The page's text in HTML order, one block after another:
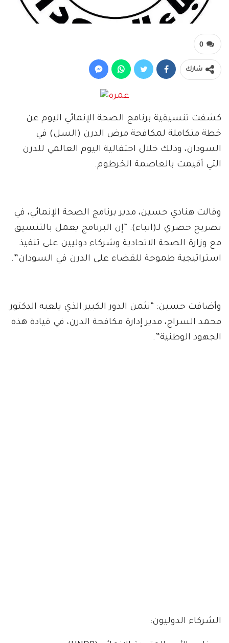
0
شارك
كشفت تنسيقية برنامج الصحة الإنمائي اليوم عن
خطة متكاملة لمكافحة مرض الدرن (السل) في
السودان، وذلك خلال احتفالية اليوم العالمي للدرن
التي أقيمت بالعاصمة الخرطوم.
وقالت هنادي حسين، مدير برنامج الصحة الإنمائي، في
تصريح حصري لـ(انباء): “إن البرنامج يعمل بالتنسيق
مع وزارة الصحة الاتحادية وشركاء دوليين على تنفيذ
استراتيجية طموحة للقضاء على الدرن في السودان”.
وأضافت حسين: “نثمن الدور الكبير الذي يلعبه الدكتور
محمد السراج، مدير إدارة مكافحة الدرن، في قيادة هذه
الجهود الوطنية”.
الشركاء الدوليون: